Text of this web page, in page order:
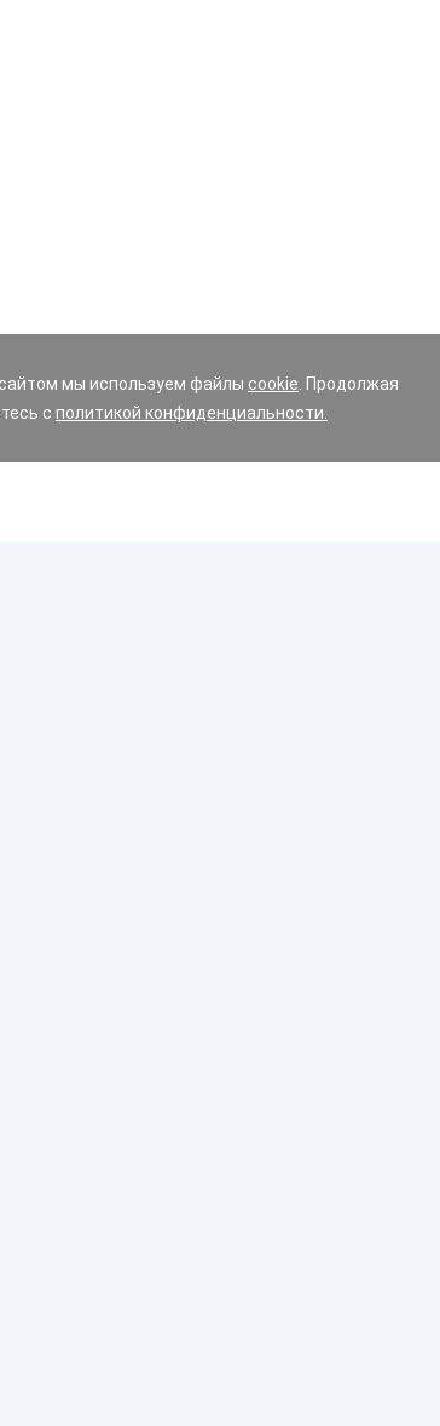
мы используем файлы cookie . Продолжая
с политикой конфиденциальности.